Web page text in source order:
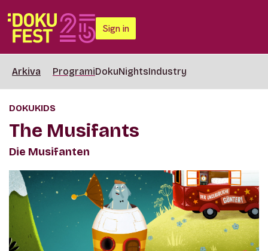
Sign in
Arkiva ProgramiDokuNightsIndustry
DOKUKIDS
The Musifants
Die Musifanten